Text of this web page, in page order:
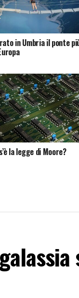
in Umbria il ponte
la legge di Moore?